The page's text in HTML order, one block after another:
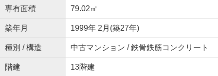
専有面積 79.02㎡
築年月 1999年 2月(築27年)
種別 / 構造 中古マンション / 鉄骨鉄筋コンクリート
階建 13階建